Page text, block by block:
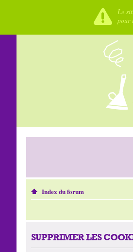
Le
pour
Index du forum
SUPPRIMER LES